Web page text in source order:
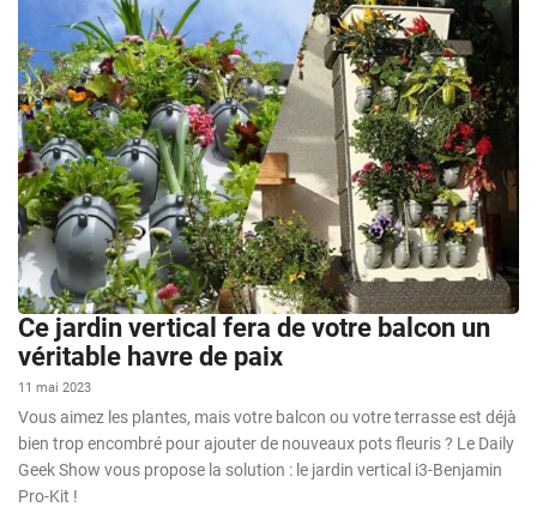
Ce jardin vertical fera de votre balcon un
véritable havre de paix
11 mai 2023
Vous aimez les plantes, mais votre balcon ou votre terrasse est déjà
bien trop encombré pour ajouter de nouveaux pots fleuris ? Le Daily
Geek Show vous propose la solution : le jardin vertical i3-Benjamin
Pro-Kit !